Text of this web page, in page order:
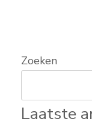
Zoeken
Laatste